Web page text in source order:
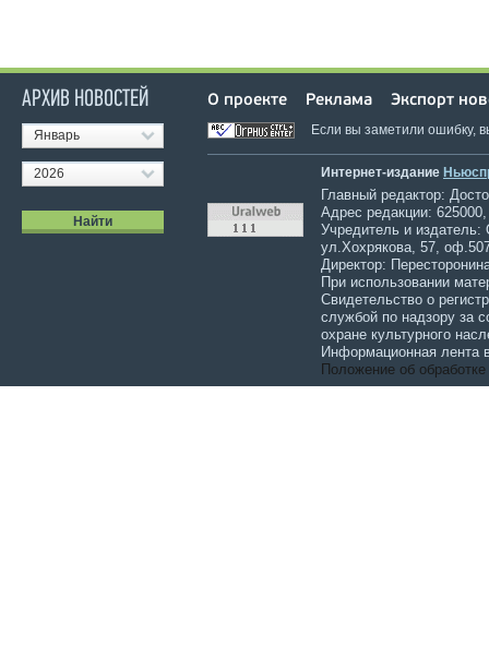
АРХИВ НОВОСТЕЙ
Январь
2026
О проекте Реклама Экспорт
Если вы заметили ошибку,
Интернет-издание
Главный редактор:
Адрес редакции:
Учредитель и
ул.Хохрякова, 57,
Директор:
При использовании
Свидетельство о
службой по надзору за
охране культурного
Информационная лента
Положение об